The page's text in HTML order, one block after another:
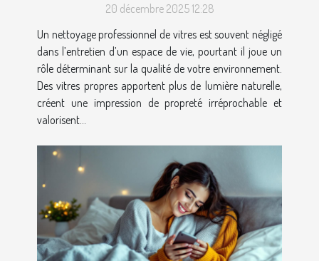
20 décembre 2025 12:28
Un nettoyage professionnel de vitres est souvent négligé
dans l’entretien d’un espace de vie, pourtant il joue un
rôle déterminant sur la qualité de votre environnement.
Des vitres propres apportent plus de lumière naturelle,
créent une impression de propreté irréprochable et
valorisent...